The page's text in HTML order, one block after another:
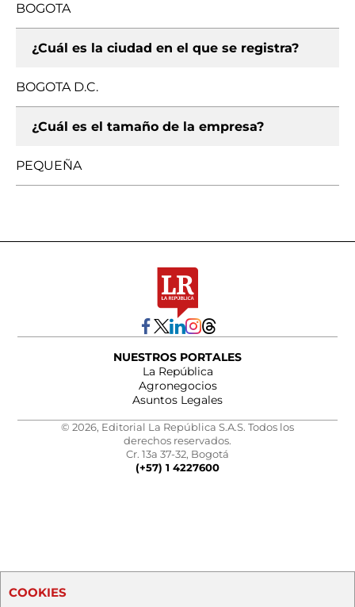
BOGOTA
¿Cuál es la ciudad en el que se registra?
BOGOTA D.C.
¿Cuál es el tamaño de la empresa?
PEQUEÑA
NUESTROS PORTALES
La República
Agronegocios
Asuntos Legales
© 2026, Editorial La República S.A.S. Todos los
derechos reservados.
Cr. 13a 37-32, Bogotá
(+57) 1 4227600
COOKIES